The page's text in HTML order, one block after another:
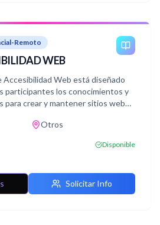
Remoto
WEB
Accesibilidad Web está diseñado
participantes los conocimientos y
para crear y mantener sitios web
en la accesibilidad
Otros
Disponible
Solicitar Info